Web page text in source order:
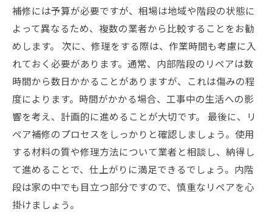
補修には予算が必要ですが、相場は地域や階段の状態に
よって異なるため、複数の業者から比較することをお勧
めします。 次に、修理をする際は、作業時間も考慮に入
れておく必要があります。通常、内部階段のリペアは数
時間から数日かかることがありますが、これは傷みの程
度によります。時間がかかる場合、工事中の生活への影
響を考え、計画的に進めることが大切です。 最後に、リ
ペア補修のプロセスをしっかりと確認しましょう。使用
する材料の質や修理方法について業者と相談し、納得し
て進めることで、仕上がりに満足できるでしょう。内階
段は家の中でも目立つ部分ですので、慎重なリペアを心
掛けましょう。